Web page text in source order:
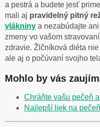
a pestrá a budete jesť
mali aj pravidelný pitný
vlákniny a nezabúdajte
zmeny vo vašom
zdravie. Žlčníková diéta
ale aj o počúvaní svojho
Mohlo by vás
Chráňte vašu pečeň
Najlepší liek na